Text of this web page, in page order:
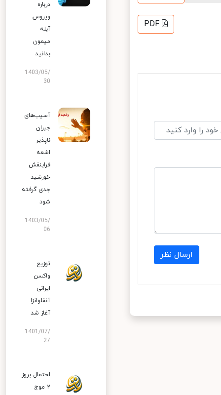
PDF
ارسال نظر
درباره
ویروس
آبله
میمون
بدانید
1403/05/
30
آسیب‌های
جبران
ناپذیر
اشعه
فرابنفش
خورشید
جدی گرفته
شود
1403/05/
06
توزیع
واکسن
ایرانی
آنفلوانزا
آغاز شد
1401/07/
27
احتمال بروز
۲ موج